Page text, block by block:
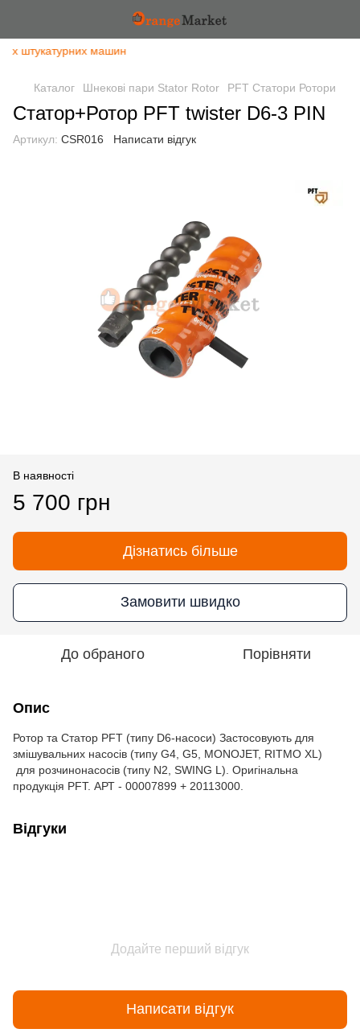
штукатурних машин
Каталог Шнекові пари Stator Rotor PFT Статори Ротори
Статор+Ротор PFT twister D6-3 PIN
Артикул: CSR016 Написати відгук
В наявності
5 700 грн
Дізнатись більше
Замовити швидко
До обраного Порівняти
Опис
Ротор та Статор PFT (типу D6-насоси) Застосовують для
змішувальних насосів (типу G4, G5, MONOJET, RITMO XL)
для розчинонасосів (типу N2, SWING L). Оригінальна
продукція PFT. АРТ - 00007899 + 20113000.
Відгуки
Додайте перший відгук
Написати відгук